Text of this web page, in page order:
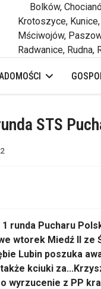
Bolków,
Krotoszyce,
Mściwojów,
Radwanice, Rudna,
STS
1 runda Pucharu
wtorek Miedź II
Lubin poszuka
kciuki
wyrzucenie z PP